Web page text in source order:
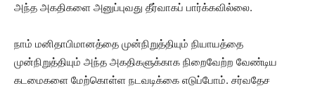
அந்த அகதிகளை அனுப்புவது தீர்வாகப் பார்க்கவில்லை.
நாம் மனிதாபிமானத்தை முன்நிறுத்தியும் நியாயத்தை
முன்நிறுத்தியும் அந்த அகதிகளுக்காக நிறைவேற்ற வேண்டிய
கடமைகளை மேற்கொள்ள நடவடிக்கை எடுப்போம். சர்வதேச